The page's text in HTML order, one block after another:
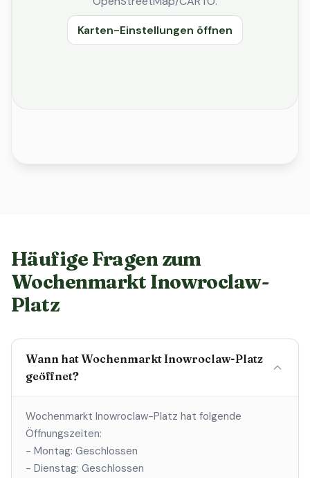
Karten-Einstellungen öffnen
Häufige Fragen zum
Wochenmarkt Inowroclaw-
Platz
Wann hat Wochenmarkt Inowroclaw-Platz
geöffnet?
Wochenmarkt Inowroclaw-Platz hat folgende
Öffnungszeiten:
- Montag: Geschlossen
- Dienstag: Geschlossen